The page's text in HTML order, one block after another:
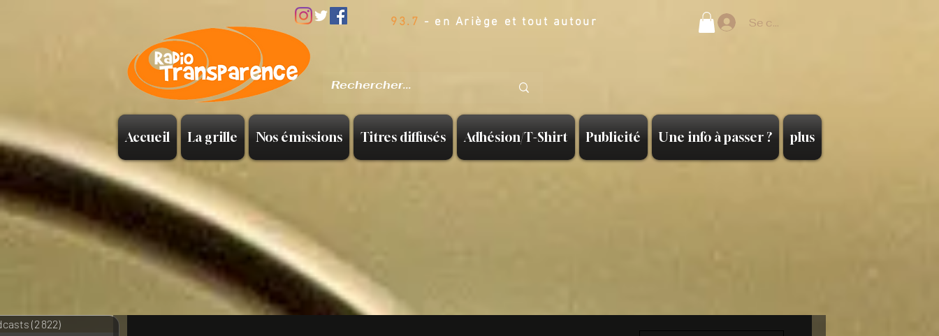
Accueil La grille Nos émissions Titres diffusés Adhésion/T-Shirt Publicité Une info à passer ? plus
93.7 - en Ariège et tout autour Se connecter
(2 822)